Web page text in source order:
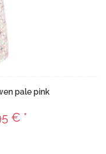
pale pink
€ *